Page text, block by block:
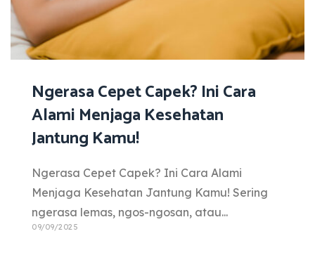
Ngerasa Cepet Capek? Ini Cara
Alami Menjaga Kesehatan
Jantung Kamu!
Ngerasa Cepet Capek? Ini Cara Alami
Menjaga Kesehatan Jantung Kamu! Sering
ngerasa lemas, ngos-ngosan, atau...
09/09/2025